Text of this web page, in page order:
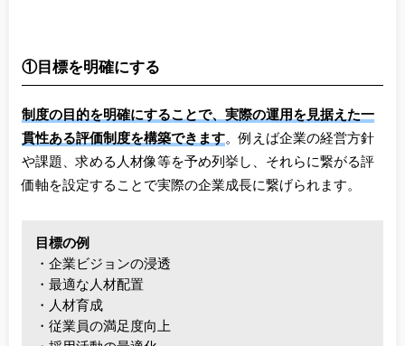
①目標を明確にする
制度の目的を明確にすることで、実際の運用を見据えた一
貫性ある評価制度を構築できます。例えば企業の経営方針
や課題、求める人材像等を予め列挙し、それらに繋がる評
価軸を設定することで実際の企業成長に繋げられます。
目標の例
・企業ビジョンの浸透
・最適な人材配置
・人材育成
・従業員の満足度向上